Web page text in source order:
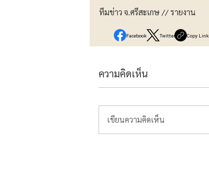
ทีมข่าว จ.ศรีสะเกษ // รายงาน
Facebook Twitter Copy Link
ความคิดเห็น
เขียนความคิดเห็น